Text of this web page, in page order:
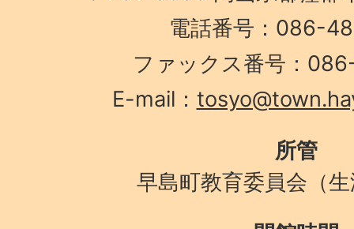
電話番号：086-
ファックス番号：
E-mail：
所管
早島町教育委員会（